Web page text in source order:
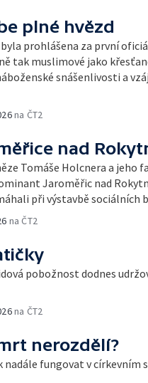
plné hvězd
prohlášena za první
tak muslimové jako
snášenlivosti a
na ČT2
nad
Tomáše Holcnera a jeho
Jaroměřic nad
při výstavbě sociálních
na ČT2
pobožnost dodnes
na ČT2
nerozdělí?
nadále fungovat v církevním